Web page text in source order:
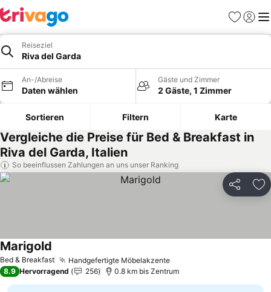
Favoriten
Reiseziel
Riva del Garda
An-/Abreise
Daten wählen
Gäste und Zimmer
2 Gäste, 1 Zimmer
Sortieren Filtern Karte
Vergleiche die Preise für Bed & Breakfast in
Riva del Garda, Italien
So beeinflussen Zahlungen an uns unser Ranking
Teilen
Bed & Breakfast Handgefertigte MöbelakzentePreise sehen
Marigold
8.9 Hervorragend 256 0.8 km bis Zentrum